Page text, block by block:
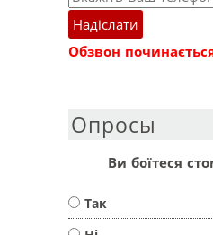
Надіслати
Обзвон
Опросы
Ви боїтеся
Так